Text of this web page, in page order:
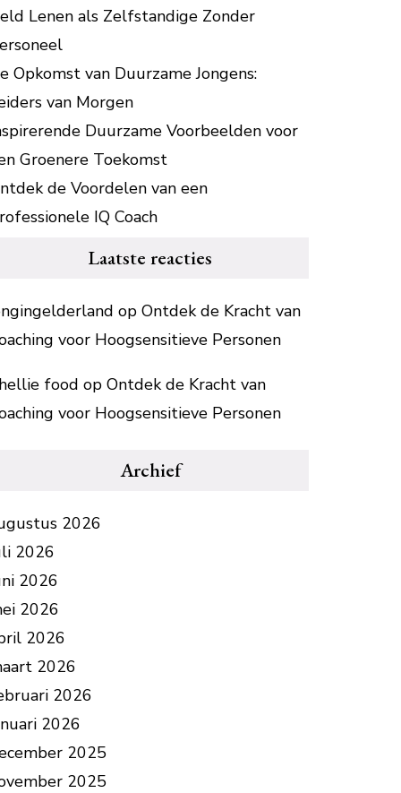
Lenen als Zelfstandige Zonder
Opkomst van Duurzame Jongens:
van Morgen
Duurzame Voorbeelden voor
Groenere Toekomst
de Voordelen van een
IQ Coach
Laatste reacties
op Ontdek de Kracht van
voor Hoogsensitieve Personen
food op Ontdek de Kracht van
voor Hoogsensitieve Personen
Archief
2026
2026
2026
2026
2026
2026
2026
2026
2025
2025